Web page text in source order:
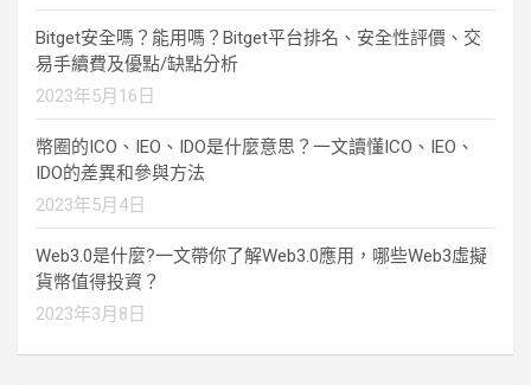
Bitget安全嗎？能用嗎？Bitget平台排名、安全性評價、交
易手續費及優點/缺點分析
2023年5月16日
幣圈的ICO、IEO、IDO是什麼意思？一文讀懂ICO、IEO、
IDO的差異和參與方法
2023年5月4日
Web3.0是什麼?一文帶你了解Web3.0應用，哪些Web3虛擬
貨幣值得投資？
2023年3月8日